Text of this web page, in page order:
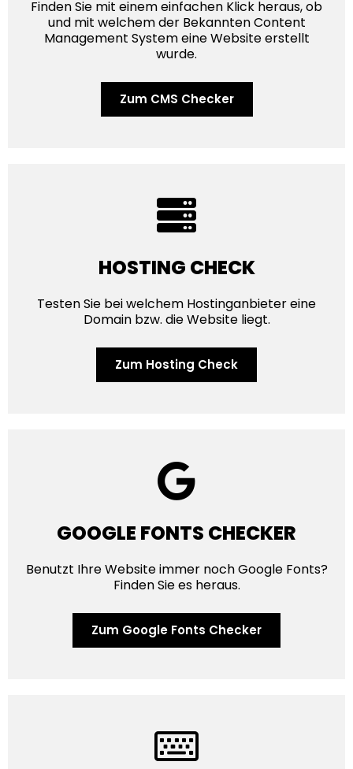
Finden Sie mit einem einfachen Klick heraus, ob
und mit welchem der Bekannten Content
Management System eine Website erstellt
wurde.
Zum CMS Checker
HOSTING CHECK
Testen Sie bei welchem Hostinganbieter eine
Domain bzw. die Website liegt.
Zum Hosting Check
GOOGLE FONTS CHECKER
Benutzt Ihre Website immer noch Google Fonts?
Finden Sie es heraus.
Zum Google Fonts Checker